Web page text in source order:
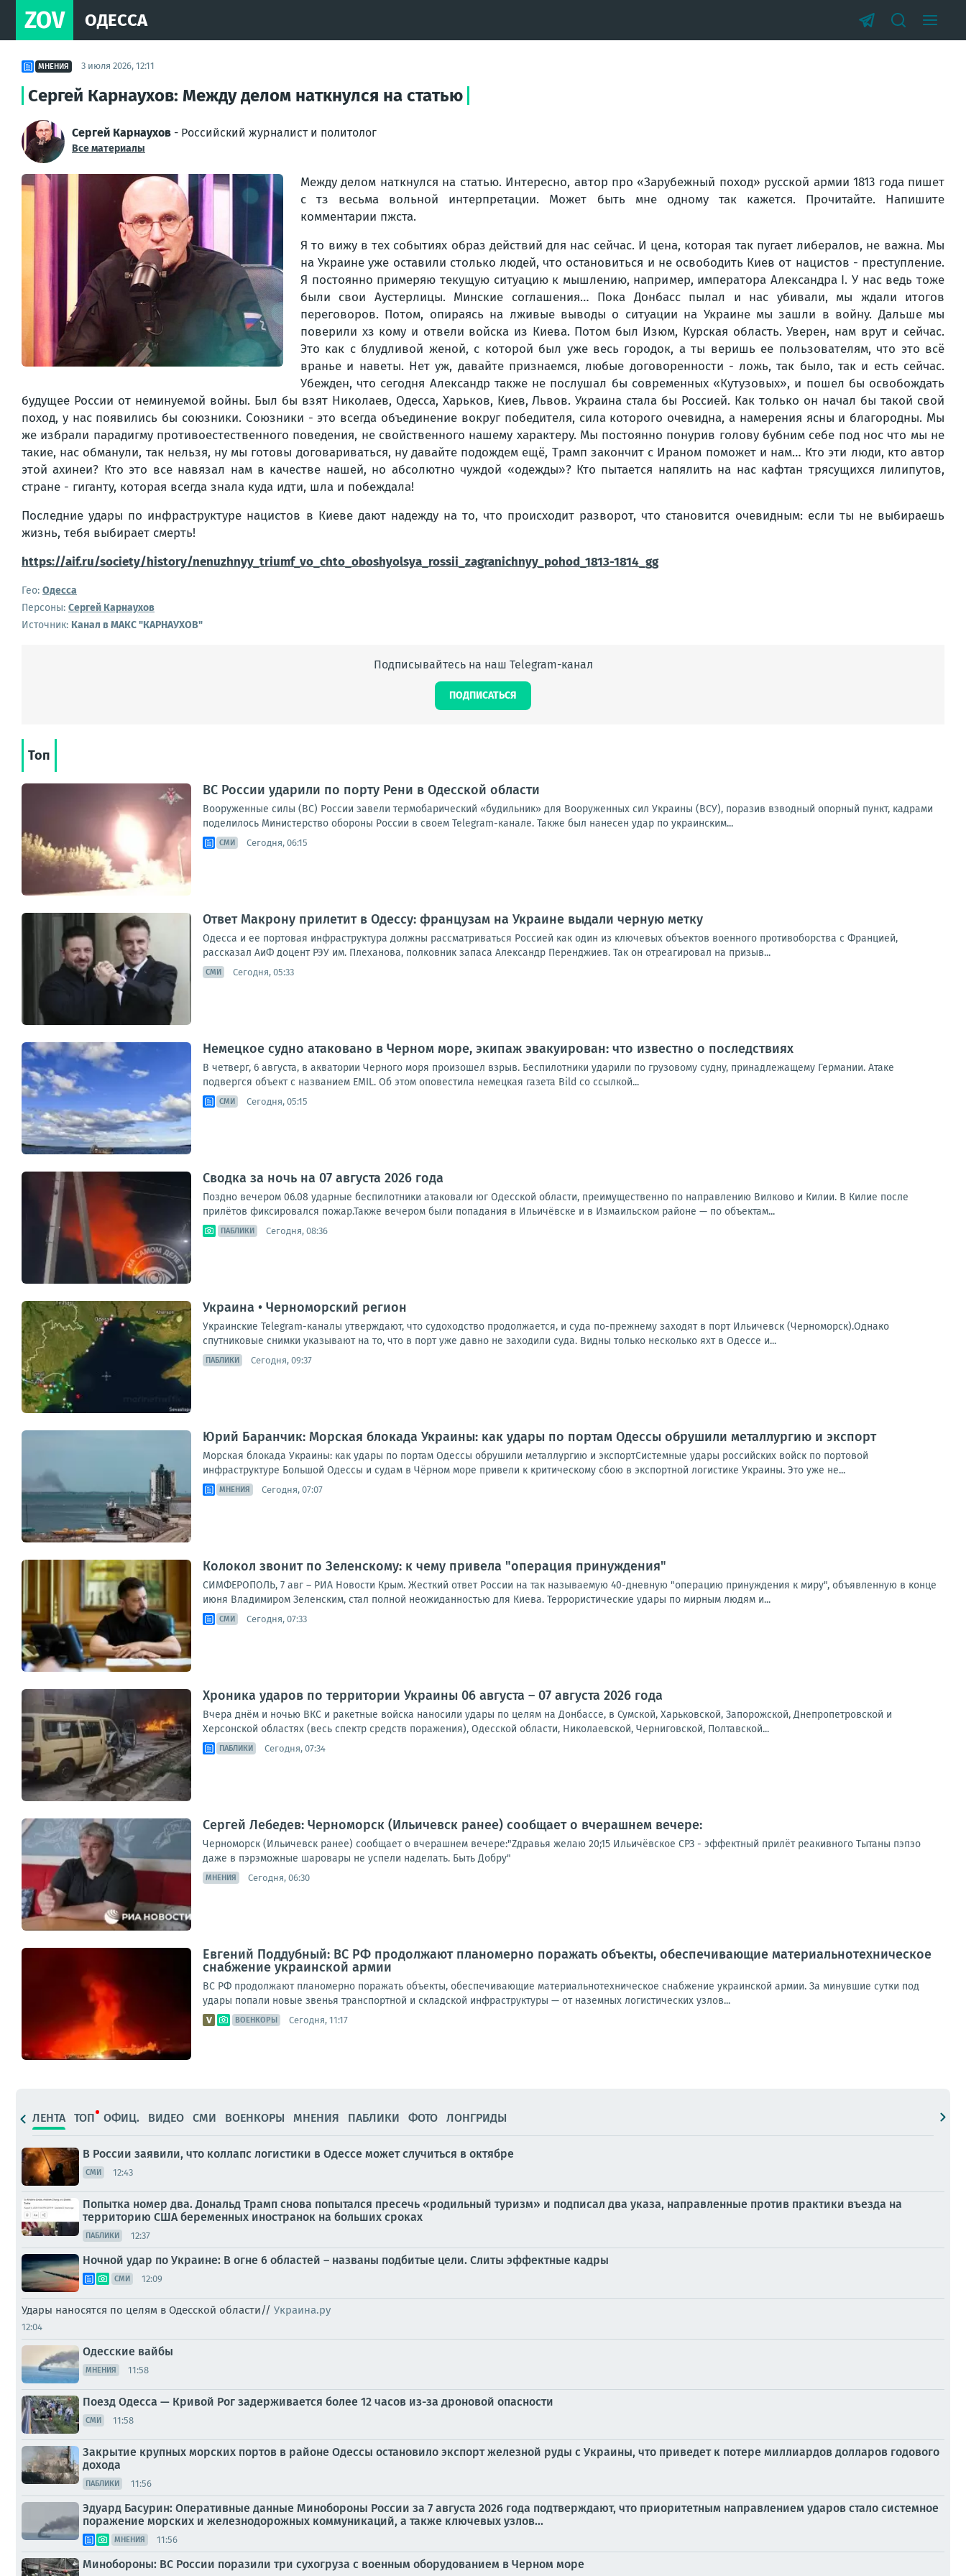
ZOV ОДЕССА
МНЕНИЯ 3 июля 2026, 12:11
Сергей Карнаухов: Между делом наткнулся на статью
Сергей Карнаухов - Российский журналист и политолог
Все материалы
Между делом наткнулся на статью. Интересно, автор про «Зарубежный поход» русской армии 1813 года пишет
с тз весьма вольной интерпретации. Может быть мне одному так кажется. Прочитайте. Напишите
комментарии пжста.
Я то вижу в тех событиях образ действий для нас сейчас. И цена, которая так пугает либералов, не важна. Мы
на Украине уже оставили столько людей, что остановиться и не освободить Киев от нацистов - преступление.
Я постоянно примеряю текущую ситуацию к мышлению, например, императора Александра I. У нас ведь тоже
были свои Аустерлицы. Минские соглашения… Пока Донбасс пылал и нас убивали, мы ждали итогов
переговоров. Потом, опираясь на лживые выводы о ситуации на Украине мы зашли в войну. Дальше мы
поверили хз кому и отвели войска из Киева. Потом был Изюм, Курская область. Уверен, нам врут и сейчас.
Это как с блудливой женой, с которой был уже весь городок, а ты веришь ее пользователям, что это всё
вранье и наветы. Нет уж, давайте признаемся, любые договоренности - ложь, так было, так и есть сейчас.
Убежден, что сегодня Александр также не послушал бы современных «Кутузовых», и пошел бы освобождать
будущее России от неминуемой войны. Был бы взят Николаев, Одесса, Харьков, Киев, Львов. Украина стала бы Россией. Как только он начал бы такой свой
поход, у нас появились бы союзники. Союзники - это всегда объединение вокруг победителя, сила которого очевидна, а намерения ясны и благородны. Мы
же избрали парадигму противоестественного поведения, не свойственного нашему характеру. Мы постоянно понурив голову бубним себе под нос что мы не
такие, нас обманули, так нельзя, ну мы готовы договариваться, ну давайте подождем ещё, Трамп закончит с Ираном поможет и нам… Кто эти люди, кто автор
этой ахинеи? Кто это все навязал нам в качестве нашей, но абсолютно чуждой «одежды»? Кто пытается напялить на нас кафтан трясущихся лилипутов,
стране - гиганту, которая всегда знала куда идти, шла и побеждала!
Последние удары по инфраструктуре нацистов в Киеве дают надежду на то, что происходит разворот, что становится очевидным: если ты не выбираешь
жизнь, тебя выбирает смерть!
https://aif.ru/society/history/nenuzhnyy_triumf_vo_chto_oboshyolsya_rossii_zagranichnyy_pohod_1813-1814_gg
Гео: Одесса
Персоны: Сергей Карнаухов
Источник: Канал в МАКС "КАРНАУХОВ"
Подписывайтесь на наш Telegram-канал
ПОДПИСАТЬСЯ
Топ
ВС России ударили по порту Рени в Одесской области
Вооруженные силы (ВС) России завели термобарический «будильник» для Вооруженных сил Украины (ВСУ), поразив взводный опорный пункт, кадрами
поделилось Министерство обороны России в своем Telegram-канале. Также был нанесен удар по украинским...
СМИ Сегодня, 06:15
Ответ Макрону прилетит в Одессу: французам на Украине выдали черную метку
Одесса и ее портовая инфраструктура должны рассматриваться Россией как один из ключевых объектов военного противоборства с Францией,
рассказал АиФ доцент РЭУ им. Плеханова, полковник запаса Александр Перенджиев. Так он отреагировал на призыв...
СМИ Сегодня, 05:33
Немецкое судно атаковано в Черном море, экипаж эвакуирован: что известно о последствиях
В четверг, 6 августа, в акватории Черного моря произошел взрыв. Беспилотники ударили по грузовому судну, принадлежащему Германии. Атаке
подвергся объект с названием EMIL. Об этом оповестила немецкая газета Bild со ссылкой...
СМИ Сегодня, 05:15
Сводка за ночь на 07 августа 2026 года
Поздно вечером 06.08 ударные беспилотники атаковали юг Одесской области, преимущественно по направлению Вилково и Килии. В Килие после
прилётов фиксировался пожар.Также вечером были попадания в Ильичёвске и в Измаильском районе — по объектам...
ПАБЛИКИ Сегодня, 08:36
Украина • Черноморский регион
Украинские Telegram-каналы утверждают, что судоходство продолжается, и суда по-прежнему заходят в порт Ильичевск (Черноморск).Однако
спутниковые снимки указывают на то, что в порт уже давно не заходили суда. Видны только несколько яхт в Одессе и...
ПАБЛИКИ Сегодня, 09:37
Юрий Баранчик: Морская блокада Украины: как удары по портам Одессы обрушили металлургию и экспорт
Морская блокада Украины: как удары по портам Одессы обрушили металлургию и экспортСистемные удары российских войск по портовой
инфраструктуре Большой Одессы и судам в Чёрном море привели к критическому сбою в экспортной логистике Украины. Это уже не...
МНЕНИЯ Сегодня, 07:07
Колокол звонит по Зеленскому: к чему привела "операция принуждения"
СИМФЕРОПОЛЬ, 7 авг – РИА Новости Крым. Жесткий ответ России на так называемую 40-дневную "операцию принуждения к миру", объявленную в конце
июня Владимиром Зеленским, стал полной неожиданностью для Киева. Террористические удары по мирным людям и...
СМИ Сегодня, 07:33
Хроника ударов по территории Украины 06 августа – 07 августа 2026 года
Вчера днём и ночью ВКС и ракетные войска наносили удары по целям на Донбассе, в Сумской, Харьковской, Запорожской, Днепропетровской и
Херсонской областях (весь спектр средств поражения), Одесской области, Николаевской, Черниговской, Полтавской...
ПАБЛИКИ Сегодня, 07:34
Сергей Лебедев: Черноморск (Ильичевск ранее) сообщает о вчерашнем вечере:
Черноморск (Ильичевск ранее) сообщает о вчерашнем вечере:"Zдравья желаю 20;15 Ильичёвское СРЗ - эффектный прилёт реакивного Тытаны пэпэо
даже в пэрэможные шаровары не успели наделать. Быть Добру"
МНЕНИЯ Сегодня, 06:30
Евгений Поддубный: ВС РФ продолжают планомерно поражать объекты, обеспечивающие материальнотехническое
снабжение украинской армии
ВС РФ продолжают планомерно поражать объекты, обеспечивающие материальнотехническое снабжение украинской армии. За минувшие сутки под
удары попали новые звенья транспортной и складской инфраструктуры — от наземных логистических узлов...
ВОЕНКОРЫ Сегодня, 11:17
ЛЕНТА ТОП ОФИЦ. ВИДЕО СМИ ВОЕНКОРЫ МНЕНИЯ ПАБЛИКИ ФОТО ЛОНГРИДЫ
В России заявили, что коллапс логистики в Одессе может случиться в октябре
СМИ 12:43
Попытка номер два. Дональд Трамп снова попытался пресечь «родильный туризм» и подписал два указа, направленные против практики въезда на
территорию США беременных иностранок на больших сроках
ПАБЛИКИ 12:37
Ночной удар по Украине: В огне 6 областей – названы подбитые цели. Слиты эффектные кадры
СМИ 12:09
Удары наносятся по целям в Одесской области// Украина.ру
12:04
Одесские вайбы
МНЕНИЯ 11:58
Поезд Одесса — Кривой Рог задерживается более 12 часов из-за дроновой опасности
СМИ 11:58
Закрытие крупных морских портов в районе Одессы остановило экспорт железной руды с Украины, что приведет к потере миллиардов долларов годового
дохода
ПАБЛИКИ 11:56
Эдуард Басурин: Оперативные данные Минобороны России за 7 августа 2026 года подтверждают, что приоритетным направлением ударов стало системное
поражение морских и железнодорожных коммуникаций, а также ключевых узлов...
МНЕНИЯ 11:56
Минобороны: ВС России поразили три сухогруза с военным оборудованием в Черном море